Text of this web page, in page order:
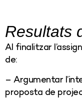
Resultats
Al finalitzar
de:
– Argumentar
proposta de